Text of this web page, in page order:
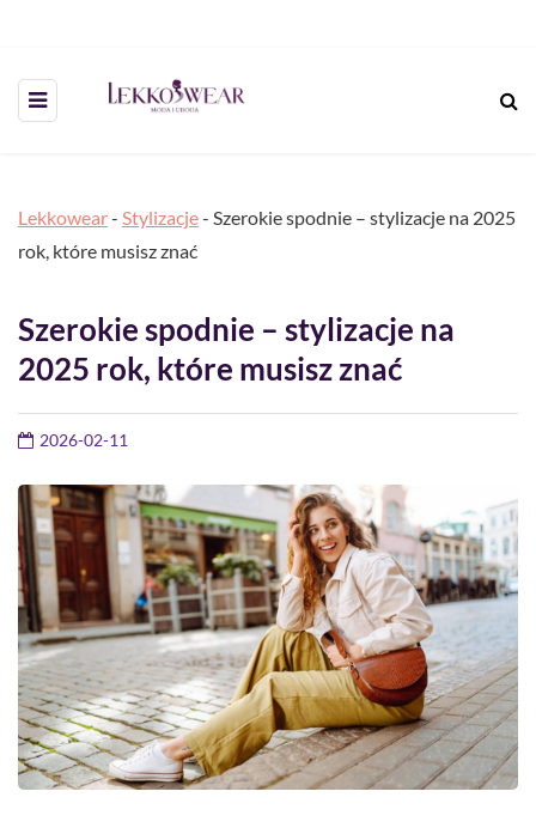
Lekkowear- Stylizacje- Szerokie spodnie – stylizacje na 2025
rok, które musisz znać
Szerokie spodnie – stylizacje na
2025 rok, które musisz znać
2026-02-11